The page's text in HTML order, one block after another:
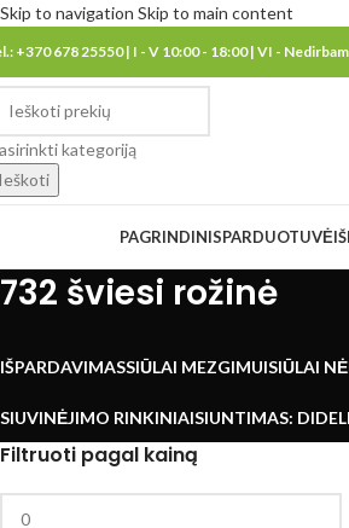
Skip to navigation Skip to main content
+370 678 25550 | I - V 10:00 - 18:00 | VI -
kategoriją
PAGRINDINISPARDUOTUVĖ
732 šviesi rožinė
IŠPARDAVIMASSIŪLAI MEZGIMUISIŪLAI
SIUVINĖJIMO RINKINIAISIUNTIMAS:
Filtruoti pagal kainą